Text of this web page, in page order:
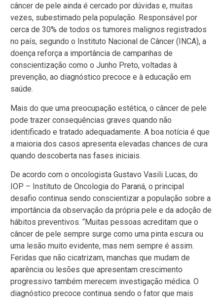
câncer de pele ainda é cercado por dúvidas e, muitas
vezes, subestimado pela população. Responsável por
cerca de 30% de todos os tumores malignos registrados
no país, segundo o Instituto Nacional de Câncer (INCA), a
doença reforça a importância de campanhas de
conscientização como o Junho Preto, voltadas à
prevenção, ao diagnóstico precoce e à educação em
saúde.
Mais do que uma preocupação estética, o câncer de pele
pode trazer consequências graves quando não
identificado e tratado adequadamente. A boa notícia é que
a maioria dos casos apresenta elevadas chances de cura
quando descoberta nas fases iniciais.
De acordo com o oncologista Gustavo Vasili Lucas, do
IOP – Instituto de Oncologia do Paraná, o principal
desafio continua sendo conscientizar a população sobre a
importância da observação da própria pele e da adoção de
hábitos preventivos. “Muitas pessoas acreditam que o
câncer de pele sempre surge como uma pinta escura ou
uma lesão muito evidente, mas nem sempre é assim.
Feridas que não cicatrizam, manchas que mudam de
aparência ou lesões que apresentam crescimento
progressivo também merecem investigação médica. O
diagnóstico precoce continua sendo o fator que mais